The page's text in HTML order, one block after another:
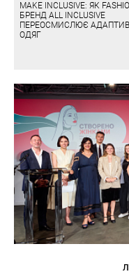
MAKE INCLUSIVE: ЯК
БРЕНД ALL INCLUSIVE
ПЕРЕОСМИСЛЮЄ
ОДЯГ